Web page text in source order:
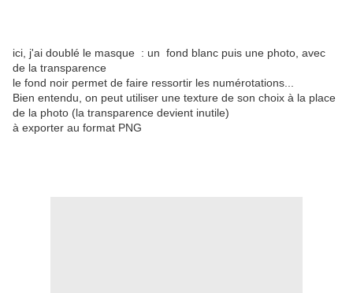
ici, j'ai doublé le masque : un fond blanc puis une photo, avec
de la transparence
le fond noir permet de faire ressortir les numérotations...
Bien entendu, on peut utiliser une texture de son choix à la place
de la photo (la transparence devient inutile)
à exporter au format PNG